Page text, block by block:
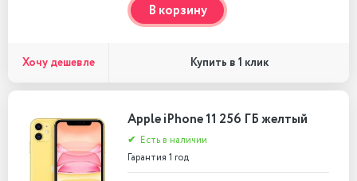
В корзину
Хочу дешевле Купить в 1 клик
Apple iPhone 11 256 ГБ желтый
✔ Есть в наличии
Гарантия 1 год